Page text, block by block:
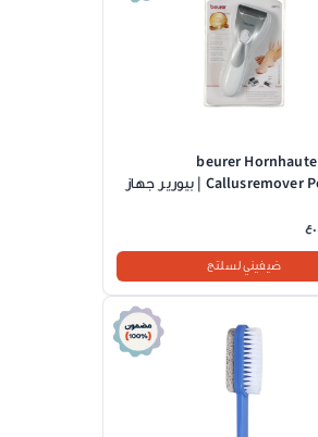
beurer
Callusremover Ponceuse | بيورير جهاز
الميت من الأقدام
ضيفيني لسلتج